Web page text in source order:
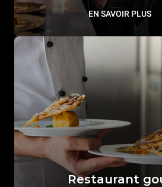
EN SAVOIR PLUS
Restaurant